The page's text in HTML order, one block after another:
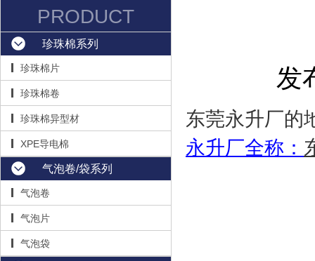
PRODUCT
珍珠棉系列
珍珠棉片
珍珠棉卷
珍珠棉异型材
XPE导电棉
气泡卷/袋系列
气泡卷
气泡片
气泡袋
发
东莞永升厂的
永升厂全称：